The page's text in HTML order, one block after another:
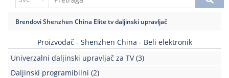
Baterija,punjač
Elektromehaničke
komponente
Uputstvo
kupovinu
Troškovi
slanja
BrendoviShenzhen China Elite tv daljinski upravljač
Proizvođač - Shenzhen China - Beli elektronik
Univerzalni daljinski upravljač za TV (3)
Daljinski programibilni (2)